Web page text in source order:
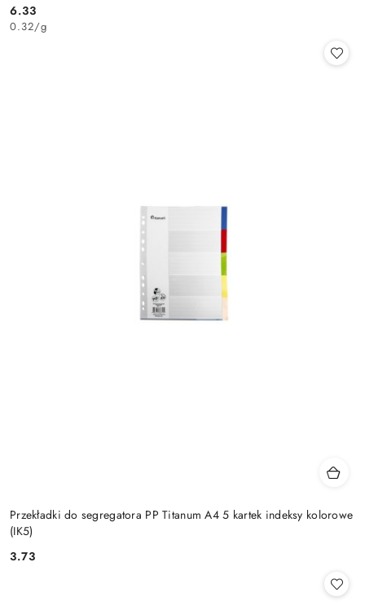
Cena:
6.33
0.32/g
Przekładki do segregatora PP Titanum A4 5 kartek indeksy kolorowe
(IK5)
Cena:
3.73